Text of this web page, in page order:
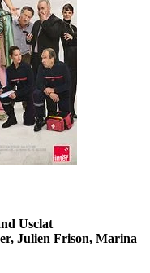
Usclat
Julien Frison, Marina